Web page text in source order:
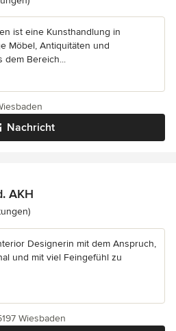
ist eine Kunsthandlung in
Möbel, Antiquitäten und
dem Bereich...
Nachricht
AKH
5 von 5 Sternen
Designerin mit dem Anspruch,
und mit viel Feingefühl zu
Wiesbaden